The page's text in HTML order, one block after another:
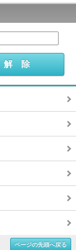
ページの先頭へ戻る